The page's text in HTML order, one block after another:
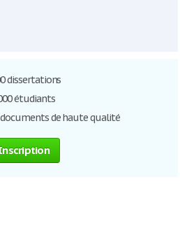
dissertations
étudiants
de haute qualité